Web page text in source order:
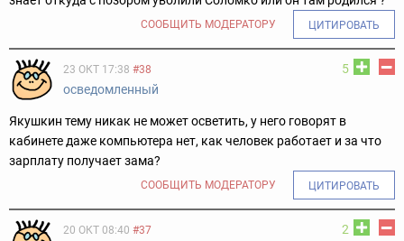
СООБЩИТЬ МОДЕРАТОРУ ЦИТИРОВАТЬ
5
23 ОКТ 17:38 #38
осведомленный
Якушкин тему никак не может осветить, у него говорят в
кабинете даже компьютера нет, как человек работает и за что
зарплату получает зама?
СООБЩИТЬ МОДЕРАТОРУ ЦИТИРОВАТЬ
2
20 ОКТ 08:40 #37